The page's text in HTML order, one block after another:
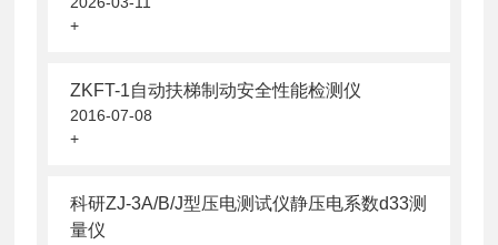
+
ZKFT-1自动扶梯制动安全性能检测仪
2016-07-08
+
科研ZJ-3A/B/J型压电测试仪静压电系数d33测
量仪